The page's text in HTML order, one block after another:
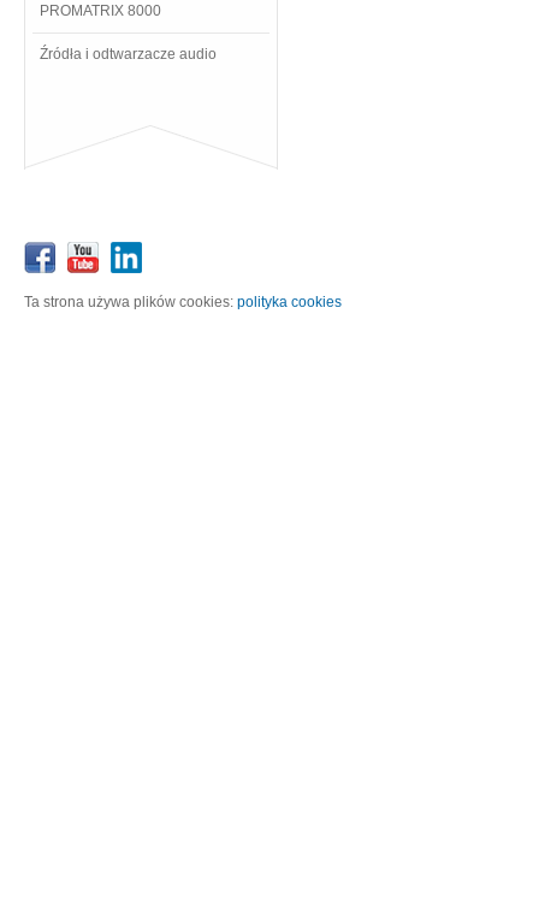
PROMATRIX 8000
Źródła i odtwarzacze audio
Ta strona używa plików cookies: polityka cookies